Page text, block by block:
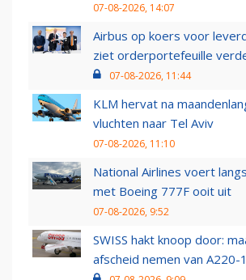
07-08-2026, 14:07
Airbus op koers voor
ziet orderportefeuille
07-08-2026, 11:44
KLM hervat na
vluchten naar Tel Aviv
07-08-2026, 11:10
National Airlines voert
met Boeing 777F ooit uit
07-08-2026, 9:52
SWISS hakt knoop door:
afscheid nemen van